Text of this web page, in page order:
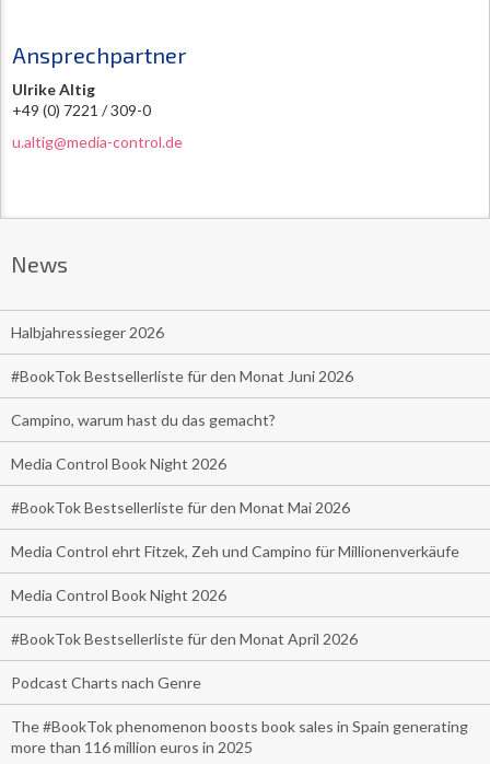
Ansprechpartner
Ulrike Altig
+49 (0) 7221 / 309-0
u.altig@media-control.de
News
Halbjahressieger 2026
#BookTok Bestsellerliste für den Monat Juni 2026
Campino, warum hast du das gemacht?
Media Control Book Night 2026
#BookTok Bestsellerliste für den Monat Mai 2026
Media Control ehrt Fitzek, Zeh und Campino für Millionenverkäufe
Media Control Book Night 2026
#BookTok Bestsellerliste für den Monat April 2026
Podcast Charts nach Genre
The #BookTok phenomenon boosts book sales in Spain generating
more than 116 million euros in 2025